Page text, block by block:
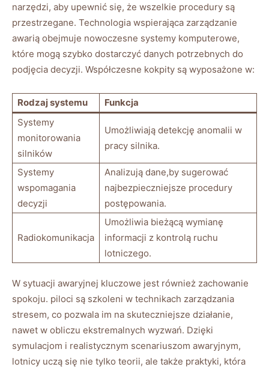
narzędzi, aby upewnić się, ⁤że wszelkie⁢ procedury są
przestrzegane. Technologia ⁤wspierająca zarządzanie
awarią obejmuje⁣ nowoczesne⁢ systemy komputerowe,
które mogą szybko‌ dostarczyć danych potrzebnych do
podjęcia decyzji. Współczesne kokpity są wyposażone ⁤w:
Rodzaj ⁣systemu
Funkcja
Systemy
monitorowania
silników
Umożliwiają detekcję anomalii‍ w
pracy silnika.
Systemy
wspomagania‍
decyzji
Analizują dane,by sugerować
⁢najbezpieczniejsze procedury
postępowania.
Radiokomunikacja
Umożliwia bieżącą​ wymianę
informacji z ⁢kontrolą ⁤ruchu⁢
lotniczego.
W sytuacji awaryjnej kluczowe‍ jest również zachowanie
spokoju. piloci są szkoleni w‍ technikach zarządzania⁣
stresem, ⁣co pozwala im na⁣ skuteczniejsze działanie,‌
nawet w obliczu ekstremalnych wyzwań.⁢ Dzięki
symulacjom i realistycznym scenariuszom awaryjnym,
lotnicy uczą się nie tylko teorii, ale także ⁣praktyki, która